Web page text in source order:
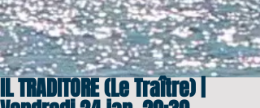
IL TRADITORE (Le Traître) |